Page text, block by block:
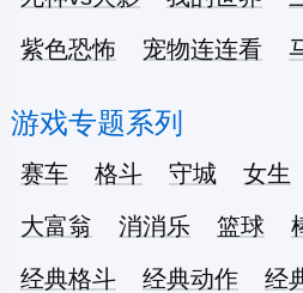
紫色恐怖
宠物连连看
游戏专题系列
赛车 格斗 守城 女生
大富翁
消消乐 篮球
经典格斗
经典动作 经